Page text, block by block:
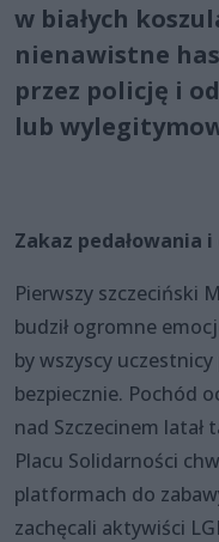
w białych
nienawistne
przez policję i
lub
Zakaz pedałowania
Pierwszy szczeciński
budził ogromne
by wszyscy
bezpiecznie. Pochód
nad Szczecinem latał
Placu Solidarności
platformach do
zachęcali aktywiści